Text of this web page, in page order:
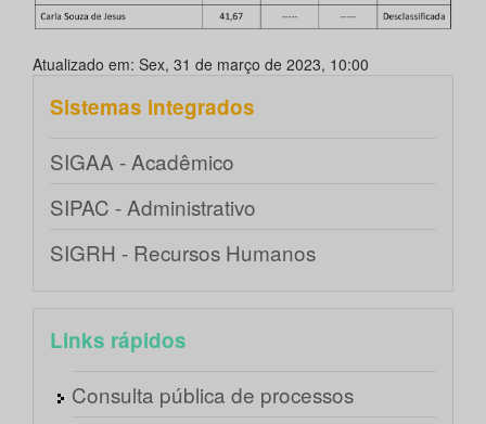
Atualizado em: Sex, 31 de março de 2023, 10:00
Sistemas integrados
SIGAA - Acadêmico
SIPAC - Administrativo
SIGRH - Recursos Humanos
Links rápidos
Consulta pública de processos